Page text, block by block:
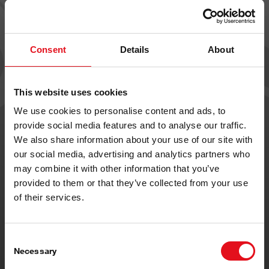
Consent Details About
This website uses cookies
We use cookies to personalise content and ads, to
provide social media features and to analyse our traffic.
We also share information about your use of our site with
our social media, advertising and analytics partners who
may combine it with other information that you’ve
provided to them or that they’ve collected from your use
of their services.
Selection
Necessary
Kompletni ProKits za efikasne
popravke
Većina febi king pin setova dolazi kao ProKits -
vozila.
All-in-one kompleti sa king pinovima, ležajevima,
čaurama, zaptivkama i svim materijalima za ugradnju.
Nema nedostajućih delova - sve što je potrebno je
uključeno
Štedi vreme i troškove sa glatkim i efikasnim